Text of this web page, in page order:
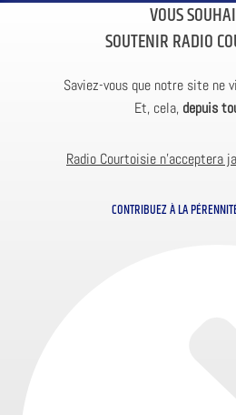
VOUS
SOUTENIR RADIO
Saviez-vous que notre site ne
Et, cela, depuis
Radio Courtoisie n’acceptera
CONTRIBUEZ À LA